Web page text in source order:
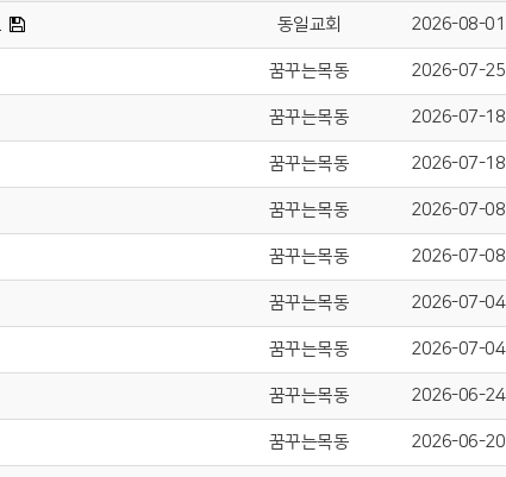
동일교회 2026-08-01
꿈꾸는목동 2026-07-25
꿈꾸는목동 2026-07-18
꿈꾸는목동 2026-07-18
꿈꾸는목동 2026-07-08
꿈꾸는목동 2026-07-08
꿈꾸는목동 2026-07-04
꿈꾸는목동 2026-07-04
꿈꾸는목동 2026-06-24
꿈꾸는목동 2026-06-20